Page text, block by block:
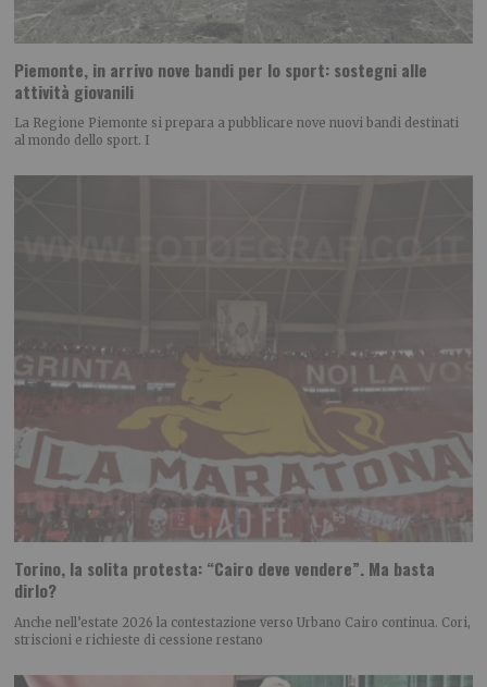
Piemonte, in arrivo nove bandi per lo sport: sostegni alle
attività giovanili
La Regione Piemonte si prepara a pubblicare nove nuovi bandi destinati
al mondo dello sport. I
Torino, la solita protesta: “Cairo deve vendere”. Ma basta
dirlo?
Anche nell’estate 2026 la contestazione verso Urbano Cairo continua. Cori,
striscioni e richieste di cessione restano